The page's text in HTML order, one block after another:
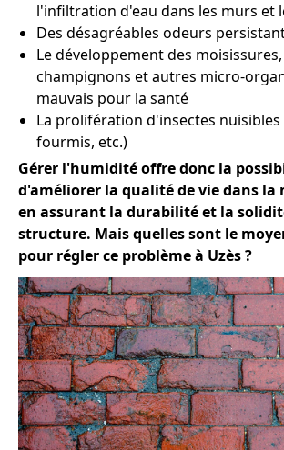
l'infiltration d'eau dans les murs et
Des désagréables odeurs
Le développement des moisissures,
champignons et autres micro-
mauvais pour la santé
La prolifération d'insectes nuisibles
fourmis, etc.)
Gérer l'humidité offre donc la
d'améliorer la qualité de vie dans
en assurant la durabilité et la
structure. Mais quelles sont le
pour régler ce problème à Uzès ?